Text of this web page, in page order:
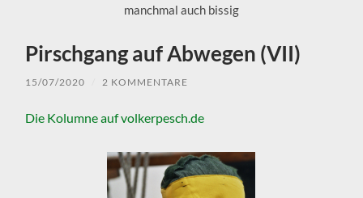
manchmal auch bissig
Pirschgang auf Abwegen (VII)
15/07/2020 2 KOMMENTARE
Die Kolumne auf volkerpesch.de